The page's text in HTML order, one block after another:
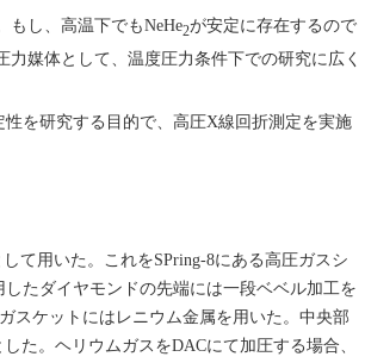
もし、高温下でもNeHe2が安定に存在するので
媒体として、温度圧力条件下での研究に広く
性を研究する目的で、高圧X線回折測定を実施
て用いた。これをSPring-8にある高圧ガスシ
たダイヤモンドの先端には一段ベベル加工を
スケットにはレニウム金属を用いた。中央部
た。ヘリウムガスをDACにて加圧する場合、